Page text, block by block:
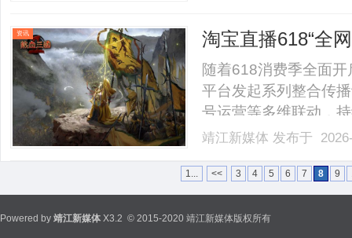
资讯
淘宝直播618“全
放大活动声量
随着618消费季全面
平台发起系列整合传
号运营等多维联动，
情绪化、热点化的内
播618集结全网大牌
靖江新媒体 发布于
1... << 3 4 5 6 7 8 9
Powered by 靖江新媒体 X3.2 © 2015-2020 靖江新媒体版权所有